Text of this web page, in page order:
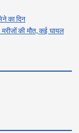
का दिन
की मौत, कई घायल